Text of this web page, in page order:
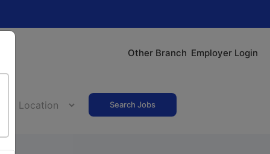
Other Branch Employer Login
Search Jobs